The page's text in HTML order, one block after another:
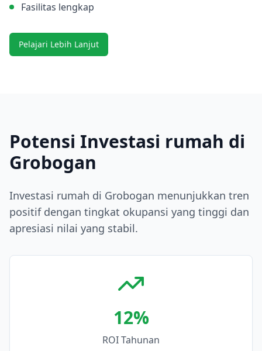
Fasilitas lengkap
Pelajari Lebih Lanjut
Potensi Investasi rumah di
Grobogan
Investasi rumah di Grobogan menunjukkan tren
positif dengan tingkat okupansi yang tinggi dan
apresiasi nilai yang stabil.
12%
ROI Tahunan